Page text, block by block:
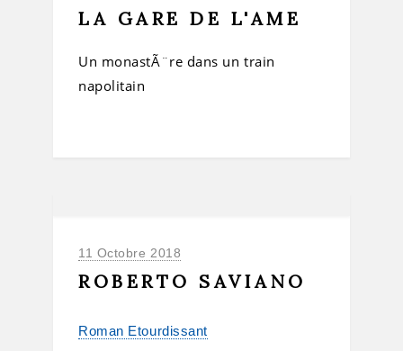
LA GARE DE L'AME
Un monastÃ¨re dans un train
napolitain
11 Octobre 2018
ROBERTO SAVIANO
Roman Etourdissant